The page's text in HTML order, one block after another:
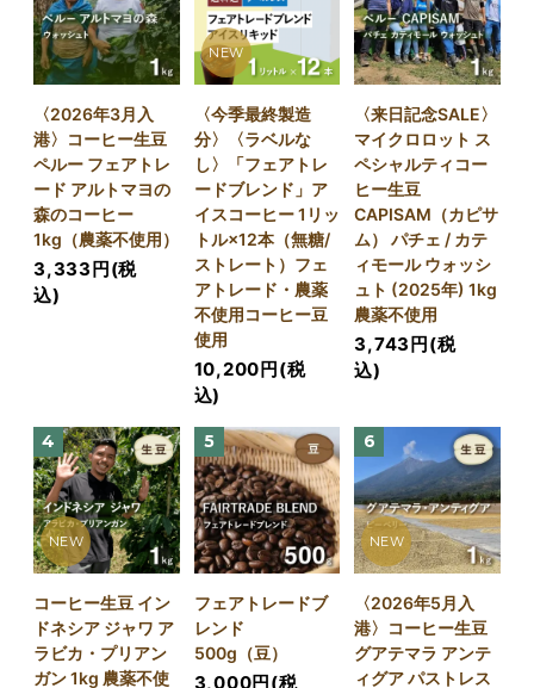
〈2026年3月入
港〉コーヒー生豆
ペルー フェアトレ
ード アルトマヨの
森のコーヒー
1kg（農薬不使用）
3,333円(税
込)
NEW
〈今季最終製造
分〉〈ラベルな
し〉「フェアトレ
ードブレンド」ア
イスコーヒー 1リッ
トル×12本（無糖/
ストレート）フェ
アトレード・農薬
不使用コーヒー豆
使用
10,200円(税
込)
〈来日記念SALE〉
マイクロロット ス
ペシャルティコー
ヒー生豆
CAPISAM（カピサ
ム） パチェ / カテ
ィモール ウォッシ
ュト (2025年) 1kg
農薬不使用
3,743円(税
込)
4
NEW
コーヒー生豆 イン
ドネシア ジャワ ア
ラビカ・プリアン
ガン 1kg 農薬不使
5
フェアトレードブ
レンド
500g（豆）
3,000円(税
6
NEW
〈2026年5月入
港〉コーヒー生豆
グアテマラ アンテ
ィグア パストレス